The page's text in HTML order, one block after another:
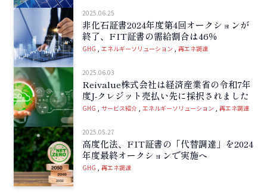
2025.06.25
非化石証書2024年度第4回オークションが
終了、FIT証書の需給割合は46％
GHG エネルギーソリューション 再エネ調達
2025.06.03
Reivalue株式会社は経済産業省の令和7年
度J-クレジット売払い先に採択されました
GHG サービス紹介 エネルギーソリューション 再エネ調達
2025.05.27
高度化法、FIT証書の「代替調達」を2024
年度最終オークションで実施へ
GHG 再エネ調達